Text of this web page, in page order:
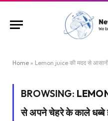
Home » Lemon juice की मदद से
BROWSING:
से अपने चेहरे के काले धब्बे